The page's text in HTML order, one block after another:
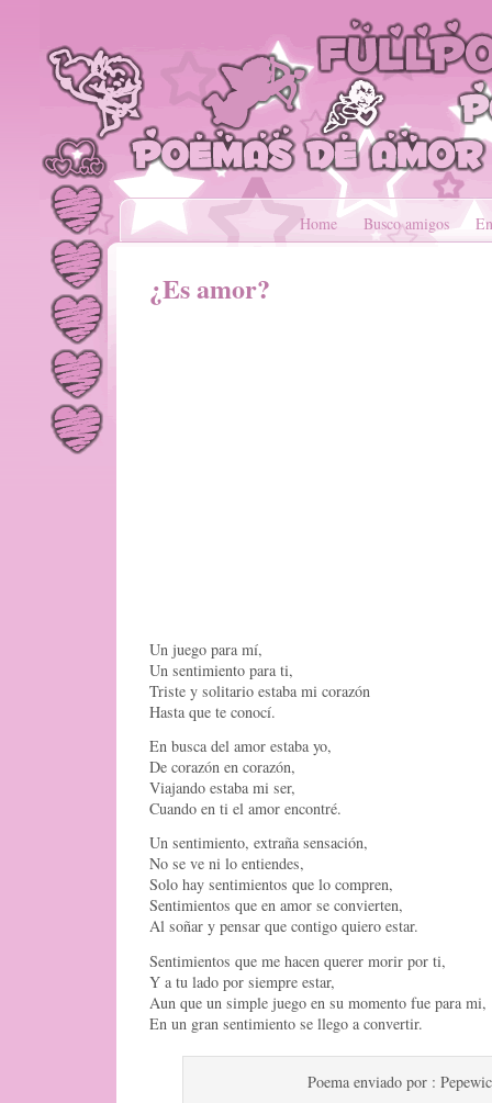
Home Busco amigos
¿Es amor?
Un juego para mí,
Un sentimiento para ti,
Triste y solitario estaba mi corazón
Hasta que te conocí.
En busca del amor estaba yo,
De corazón en corazón,
Viajando estaba mi ser,
Cuando en ti el amor encontré.
Un sentimiento, extraña sensación,
No se ve ni lo entiendes,
Solo hay sentimientos que lo compren,
Sentimientos que en amor se convierten,
Al soñar y pensar que contigo quiero estar.
Sentimientos que me hacen querer morir por ti,
Y a tu lado por siempre estar,
Aun que un simple juego en su momento fue para mi,
En un gran sentimiento se llego a convertir.
Poema enviado por :